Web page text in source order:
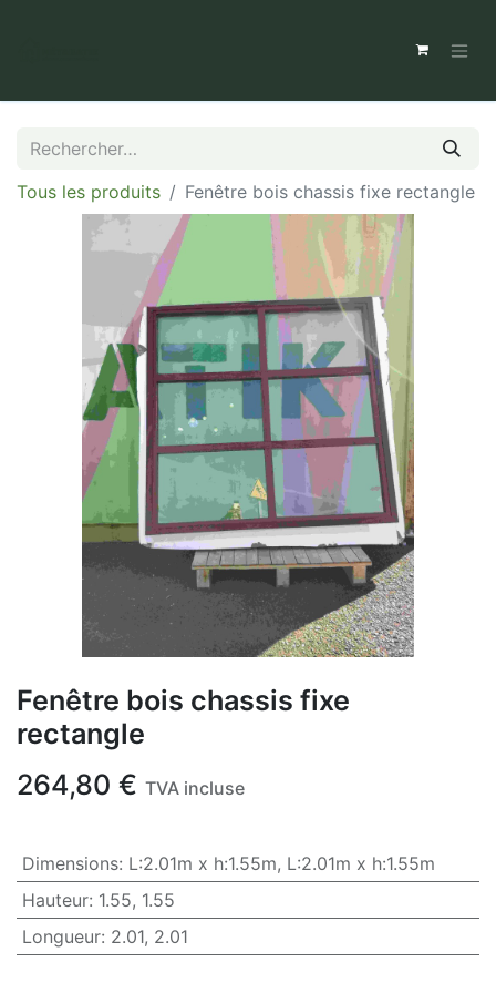
Tous les produits Fenêtre bois chassis fixe rectangle
Fenêtre bois chassis fixe
rectangle
264,80 € TVA incluse
Dimensions: L:2.01m x h:1.55m, L:2.01m x h:1.55m
Hauteur: 1.55, 1.55
Longueur: 2.01, 2.01